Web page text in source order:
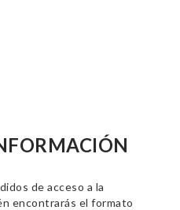
de acceso a la
encontrarás el formato